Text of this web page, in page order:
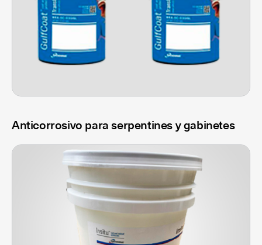
Anticorrosivo para serpentines y gabinetes